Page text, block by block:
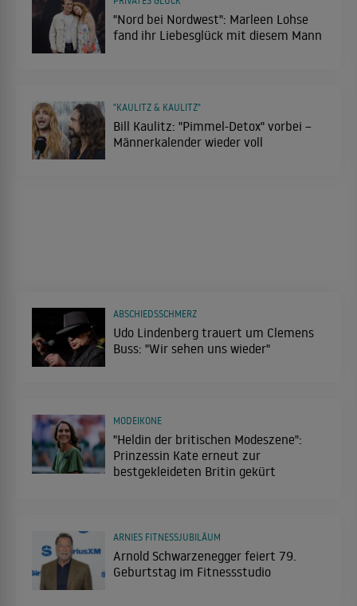
"Nord bei Nordwest": Marleen Lohse
fand ihr Liebesglück mit diesem Mann
Bill Kaulitz: "Pimmel-Detox" vorbei –
Männerkalender wieder voll
"KAULITZ & KAULITZ"
Udo Lindenberg trauert um Clemens
Buss: "Wir sehen uns wieder"
ABSCHIEDSSCHMERZ
"Heldin der britischen Modeszene":
Prinzessin Kate erneut zur
bestgekleideten Britin gekürt
MODEIKONE
Arnold Schwarzenegger feiert 79.
Geburtstag im Fitnessstudio
ARNIES FITNESSJUBILÄUM